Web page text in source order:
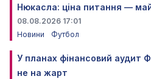
Нюкасла: ціна питання —
08.08.2026 17:01
Новини
Футбол
У планах фінансовий аудит
не на жарт